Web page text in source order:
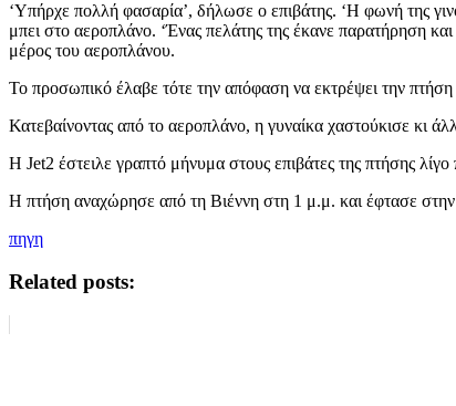
‘Υπήρχε πολλή φασαρία’, δήλωσε ο επιβάτης. ‘Η φωνή της
μπει στο αεροπλάνο. ‘Ένας πελάτης της έκανε παρατήρηση
μέρος του αεροπλάνου.
Το προσωπικό έλαβε τότε την απόφαση να εκτρέψει την πτήση
Κατεβαίνοντας από το αεροπλάνο, η γυναίκα χαστούκισε κι
Η Jet2 έστειλε γραπτό μήνυμα στους επιβάτες της πτήσης
Η πτήση αναχώρησε από τη Βιέννη στη 1 μ.μ. και έφτασε
πηγη
Related posts: